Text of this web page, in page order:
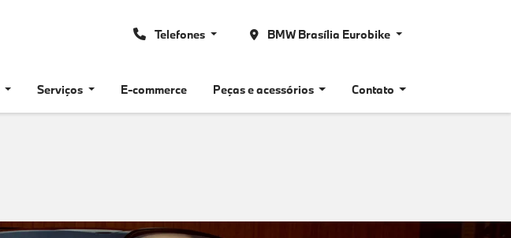
Telefones BMW Brasília Eurobike
Serviços E-commerce Peças e acessórios Contato